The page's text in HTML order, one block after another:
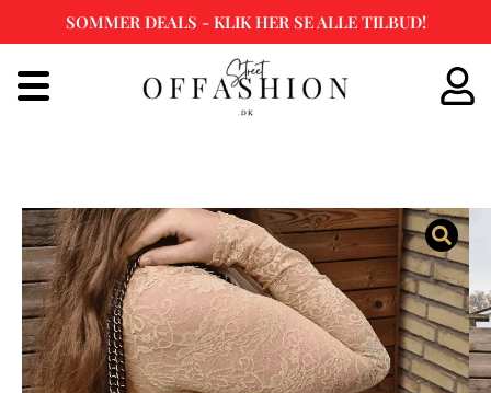
til
SOMMER DEALS - KLIK HER SE ALLE TILBUD!